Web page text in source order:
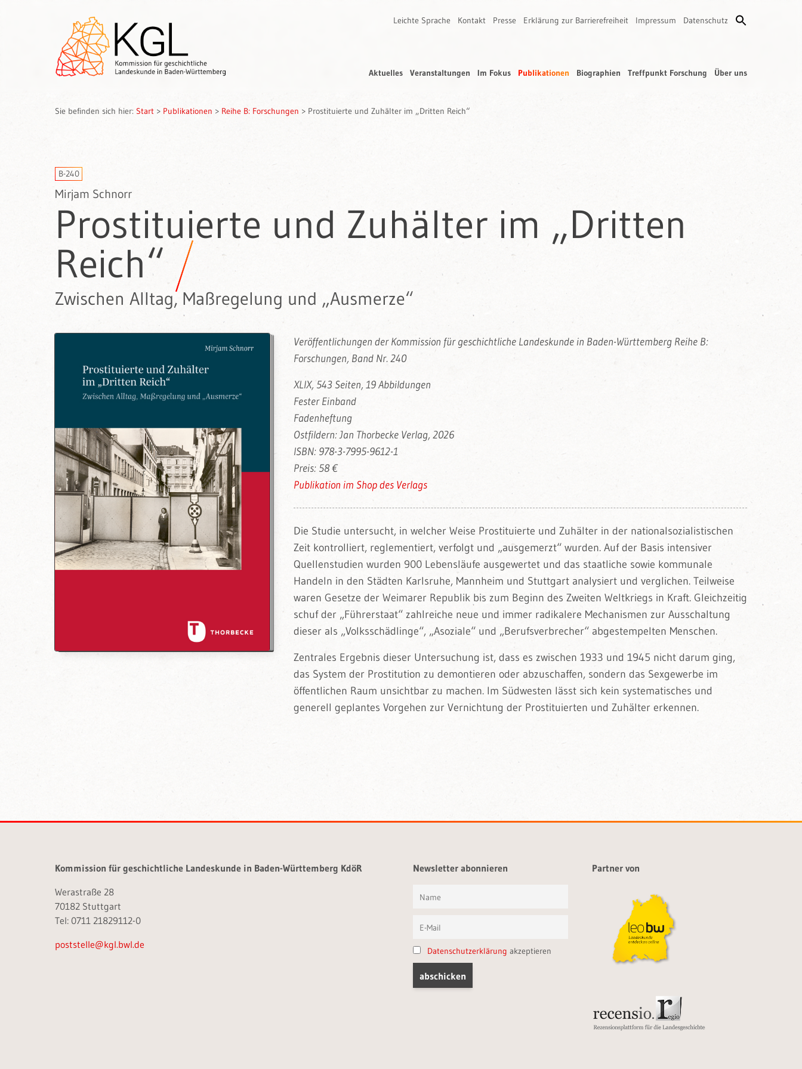
Leichte Sprache Kontakt Presse Erklärung zur Barrierefreiheit Impressum Datenschutz
Aktuelles Veranstaltungen Im Fokus Publikationen Biographien Treffpunkt Forschung Über uns
Sie befinden sich hier: Start > Publikationen > Reihe B: Forschungen > Prostituierte und Zuhälter im „Dritten Reich“
B-240
Mirjam Schnorr
Prostituierte und Zuhälter im „Dritten
Reich“
Zwischen Alltag, Maßregelung und „Ausmerze“
Veröffentlichungen der Kommission für geschichtliche Landeskunde in Baden-Württemberg Reihe B:
Forschungen, Band Nr. 240
XLIX, 543 Seiten, 19 Abbildungen
Fester Einband
Fadenheftung
Ostfildern: Jan Thorbecke Verlag, 2026
ISBN: 978-3-7995-9612-1
Preis: 58 €
Publikation im Shop des Verlags
Die Studie untersucht, in welcher Weise Prostituierte und Zuhälter in der nationalsozialistischen
Zeit kontrolliert, reglementiert, verfolgt und „ausgemerzt“ wurden. Auf der Basis intensiver
Quellenstudien wurden 900 Lebensläufe ausgewertet und das staatliche sowie kommunale
Handeln in den Städten Karlsruhe, Mannheim und Stuttgart analysiert und verglichen. Teilweise
waren Gesetze der Weimarer Republik bis zum Beginn des Zweiten Weltkriegs in Kraft. Gleichzeitig
schuf der „Führerstaat“ zahlreiche neue und immer radikalere Mechanismen zur Ausschaltung
dieser als „Volksschädlinge“, „Asoziale“ und „Berufsverbrecher“ abgestempelten Menschen.
Zentrales Ergebnis dieser Untersuchung ist, dass es zwischen 1933 und 1945 nicht darum ging,
das System der Prostitution zu demontieren oder abzuschaffen, sondern das Sexgewerbe im
öffentlichen Raum unsichtbar zu machen. Im Südwesten lässt sich kein systematisches und
generell geplantes Vorgehen zur Vernichtung der Prostituierten und Zuhälter erkennen.
Kommission für geschichtliche Landeskunde in Baden-Württemberg KdöR
Werastraße 28
70182 Stuttgart
Tel: 0711 21829112-0
poststelle@kgl.bwl.de
Newsletter abonnieren
Datenschutzerklärung akzeptieren
Partner von